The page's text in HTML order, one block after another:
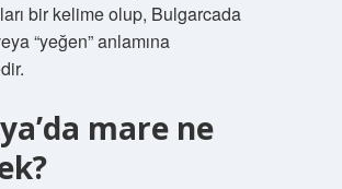
bir kelime olup, Bulgarcada
“yeğen” anlamına
mare ne